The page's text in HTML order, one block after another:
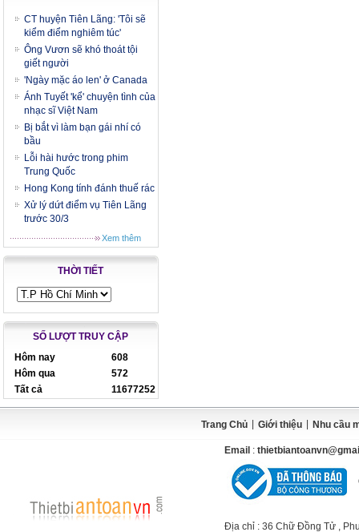
CT huyện Tiên Lãng: 'Tôi sẽ
kiểm điểm nghiêm túc'
Ông Vươn sẽ khó thoát tội
giết người
'Ngày mặc áo len' ở Canada
Ánh Tuyết 'kể' chuyện tình của
nhạc sĩ Việt Nam
Bị bắt vì làm bạn gái nhí có
bầu
Lỗi hài hước trong phim
Trung Quốc
Hong Kong tính đánh thuế rác
Xử lý dứt điểm vụ Tiên Lãng
trước 30/3
Xem thêm
THỜI TIẾT
SỐ LƯỢT TRUY CẬP
Hôm nay
608
Hôm qua
572
Tất cả
11677252
Trang Chủ Giới thiệu Nhu cầu
Email :
Địa chỉ : 36 Chữ Đồng Tử ,